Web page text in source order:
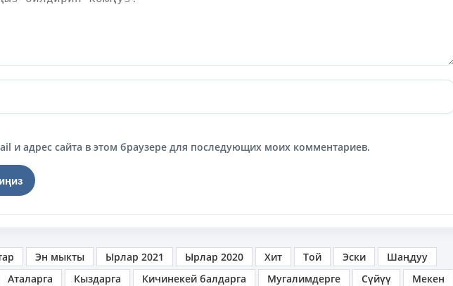
и адрес сайта в этом браузере для последующих моих комментариев.
Эн мыкты Ырлар 2021 Ырлар 2020 Хит Той Эски
Шаңдуу
Аталарга Кыздарга Кичинекей балдарга Мугалимдерге Сүйүү
Мекен